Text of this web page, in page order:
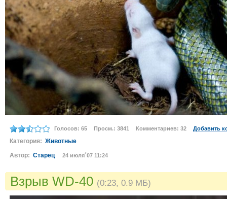
Голосов: 65 Просм.: 3841 Комментариев: 32 Добавить
Категория: Животные
Автор: Старец 24 июля´07 11:24
Взрыв WD-40 (0:23, 0.9 МБ)